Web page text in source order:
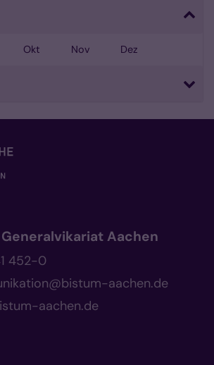
Okt Nov Dez
Aachen
452-0
aachen.de
aachen.de